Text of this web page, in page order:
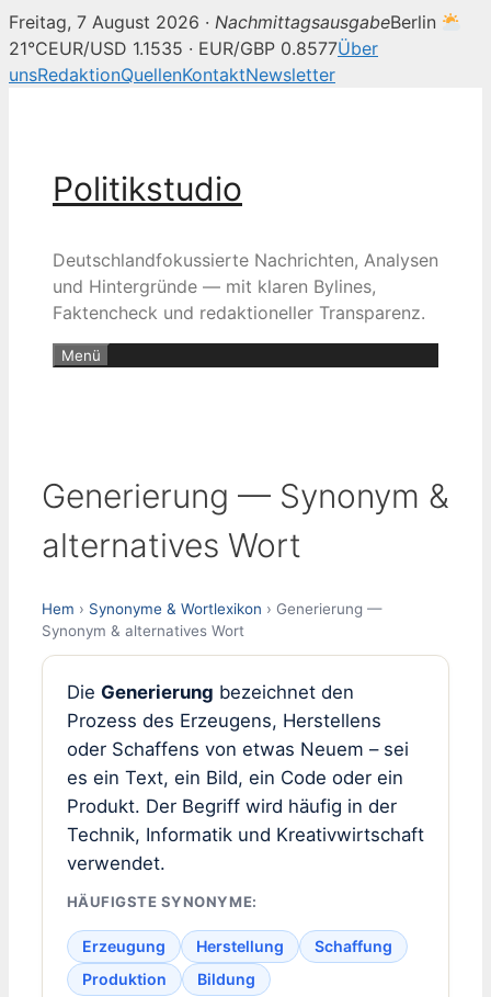
Freitag, 7 August 2026 · NachmittagsausgabeBerlin
21°CEUR/USD 1.1535 · EUR/GBP 0.8577Über
unsRedaktionQuellenKontaktNewsletter
Politikstudio
Deutschlandfokussierte Nachrichten, Analysen
und Hintergründe — mit klaren Bylines,
Faktencheck und redaktioneller Transparenz.
Menü
Generierung — Synonym &
alternatives Wort
Hem › Synonyme & Wortlexikon › Generierung —
Synonym & alternatives Wort
Die Generierung bezeichnet den
Prozess des Erzeugens, Herstellens
oder Schaffens von etwas Neuem – sei
es ein Text, ein Bild, ein Code oder ein
Produkt. Der Begriff wird häufig in der
Technik, Informatik und Kreativwirtschaft
verwendet.
HÄUFIGSTE SYNONYME:
Erzeugung Herstellung
Schaffung
Produktion
Bildung